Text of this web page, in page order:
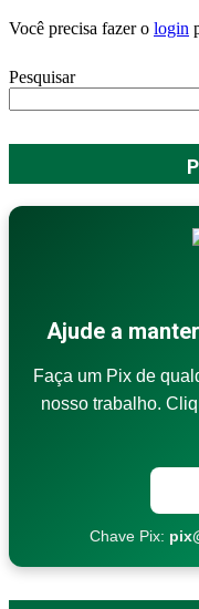
Você precisa fazer o login
Pesquisar
Ajude a
Faça um Pix de
nosso trabalho.
Chave Pix: